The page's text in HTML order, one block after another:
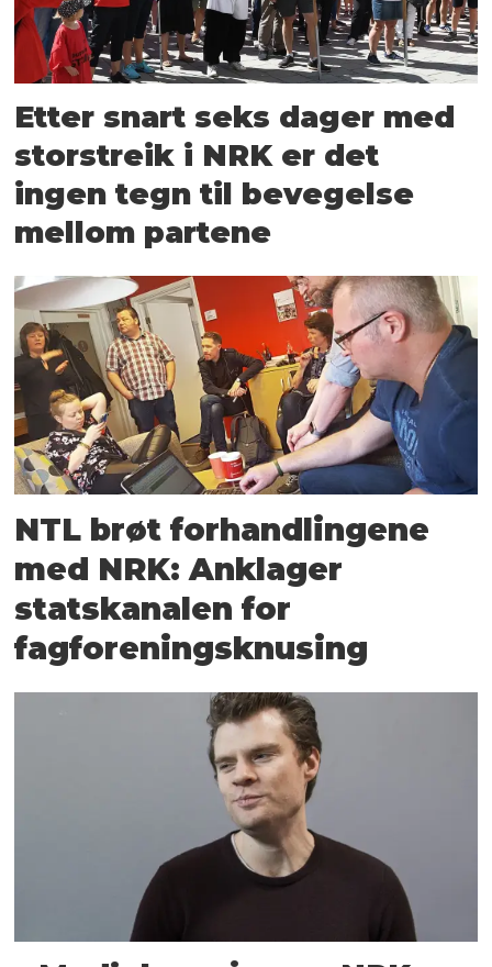
Etter snart seks dager med
storstreik i NRK er det
ingen tegn til bevegelse
mellom partene
NTL brøt forhandlingene
med NRK: Anklager
statskanalen for
fagforeningsknusing